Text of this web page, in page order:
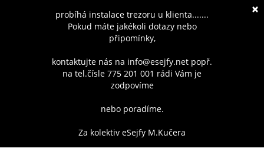
×
probíhá instalace trezoru u klienta.......
Pokud máte jakékoli dotazy nebo
připomínky,
kontaktujte nás na info@esejfy.net popř.
na tel.čísle 775 201 001 rádi Vám je
zodpovíme
nebo poradíme.
Za kolektiv eSejfy M.Kučera